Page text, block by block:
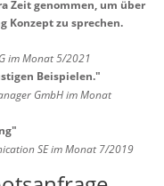
Zeit genommen, um über
Konzept zu sprechen.
im Monat 5/2021
Beispielen."
GmbH im Monat
"
SE im Monat 7/2019